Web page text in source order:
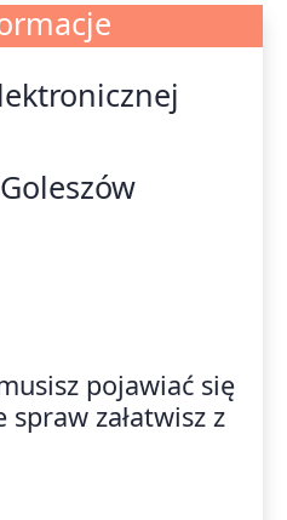
pojawiać się
załatwisz z